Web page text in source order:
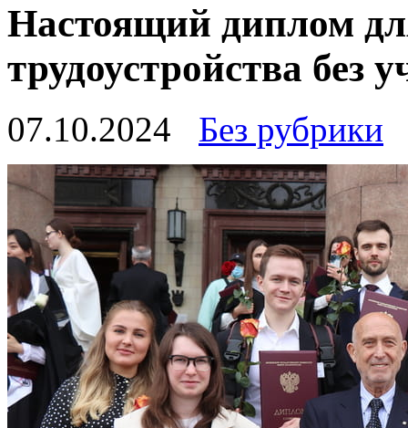
Настоящий диплом
трудоустройства без
07.10.2024 Без рубрики